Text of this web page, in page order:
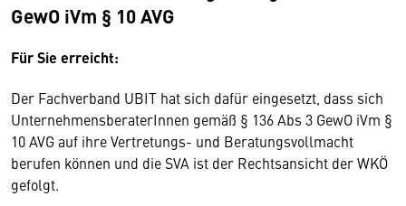
GewO iVm § 10 AVG
Für Sie erreicht:
Der Fachverband UBIT hat sich dafür eingesetzt, dass sich
UnternehmensberaterInnen gemäß § 136 Abs 3 GewO iVm §
10 AVG auf ihre Vertretungs- und Beratungsvollmacht
berufen können und die SVA ist der Rechtsansicht der WKÖ
gefolgt.